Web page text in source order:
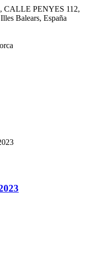
CALLE PENYES 112,
Balears, España